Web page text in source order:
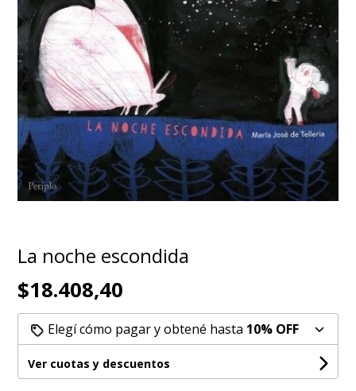
La noche escondida
$18.408,40
Elegí cómo pagar y obtené hasta 10% OFF
Ver cuotas y descuentos